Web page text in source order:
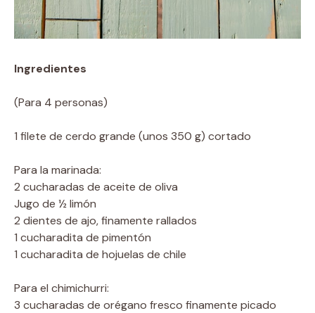
Ingredientes
(Para 4 personas)
1 filete de cerdo grande (unos 350 g) cortado
Para la marinada:
2 cucharadas de aceite de oliva
Jugo de ½ limón
2 dientes de ajo, finamente rallados
1 cucharadita de pimentón
1 cucharadita de hojuelas de chile
Para el chimichurri:
3 cucharadas de orégano fresco finamente picado